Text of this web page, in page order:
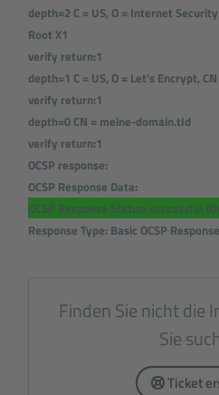
depth=2 C = US, O = Internet
Root X1
verify return:1
depth=1 C = US, O = Let's Encrypt,
verify return:1
depth=0 CN = meine-domain.tld
verify return:1
OCSP response:
OCSP Response Data:
OCSP Response Status: successful
Response Type: Basic OCSP Response
Finden Sie nicht die
Sie
Ticket